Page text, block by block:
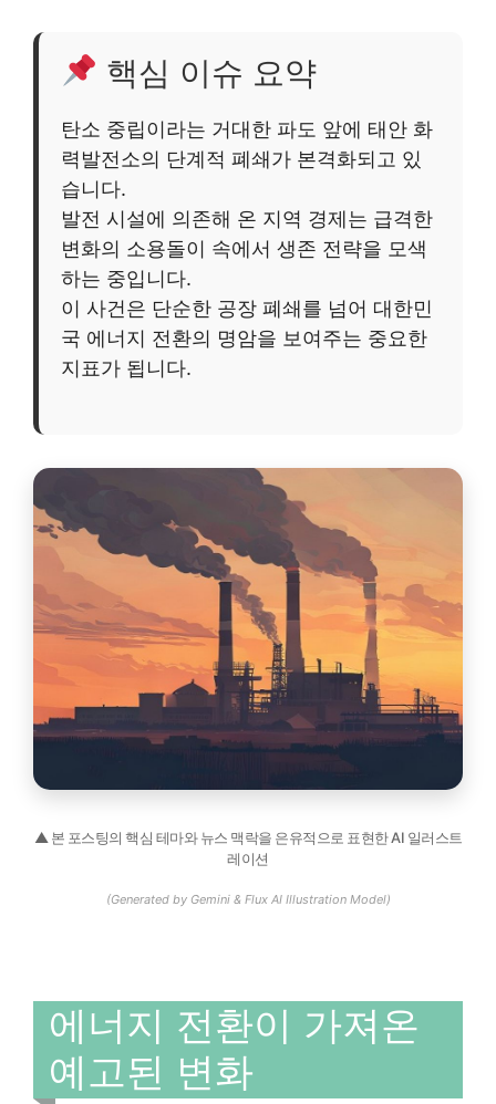
핵심 이슈 요약
탄소 중립이라는 거대한 파도 앞에 태안 화
력발전소의 단계적 폐쇄가 본격화되고 있
습니다.
발전 시설에 의존해 온 지역 경제는 급격한
변화의 소용돌이 속에서 생존 전략을 모색
하는 중입니다.
이 사건은 단순한 공장 폐쇄를 넘어 대한민
국 에너지 전환의 명암을 보여주는 중요한
지표가 됩니다.
▲ 본 포스팅의 핵심 테마와 뉴스 맥락을 은유적으로 표현한 AI 일러스트
레이션
(Generated by Gemini & Flux AI Illustration Model)
에너지 전환이 가져온
예고된 변화